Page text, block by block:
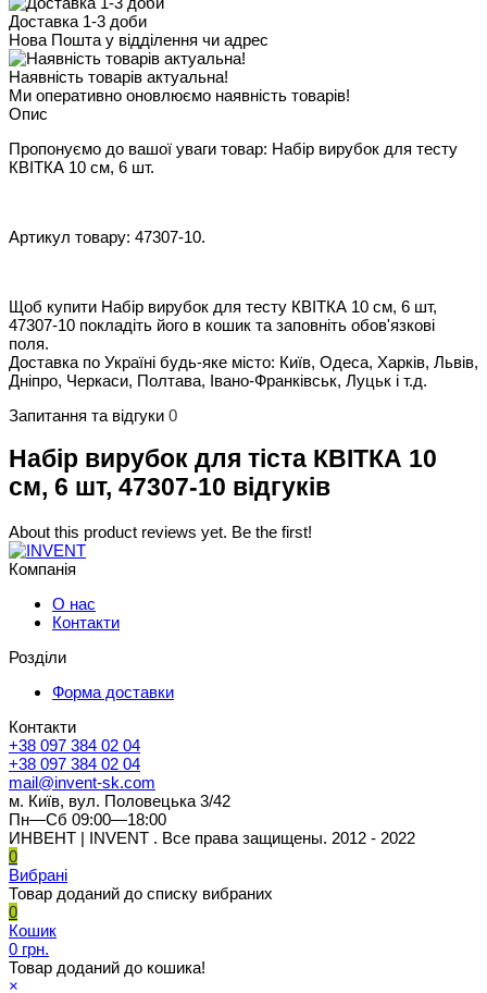
Доставка 1-3 доби
Нова Пошта у відділення чи адрес
Наявність товарів актуальна!
Ми оперативно оновлюємо наявність товарів!
Опис
Пропонуємо до вашої уваги товар: Набір вирубок для тесту
КВІТКА 10 см, 6 шт.
Артикул товару: 47307-10.
Щоб купити Набір вирубок для тесту КВІТКА 10 см, 6 шт,
47307-10 покладіть його в кошик та заповніть обов'язкові
поля.
Доставка по Україні будь-яке місто: Київ, Одеса, Харків, Львів,
Дніпро, Черкаси, Полтава, Івано-Франківськ, Луцьк і т.д.
Запитання та відгуки 0
Набір вирубок для тіста КВІТКА 10
см, 6 шт, 47307-10 відгуків
About this product reviews yet. Be the first!
Компанія
О нас
Контакти
Розділи
Форма доставки
Контакти
+38 097 384 02 04
+38 097 384 02 04
mail@invent-sk.com
м. Київ, вул. Половецька 3/42
Пн—Сб 09:00—18:00
ИНВЕНТ | INVENT . Все права защищены. 2012 - 2022
0
Вибрані
Товар доданий до списку вибраних
0
Кошик
0 грн.
Товар доданий до кошика!
×